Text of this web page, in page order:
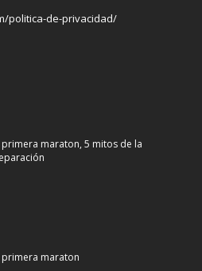
politica-de-privacidad/
primera maraton, 5 mitos de la
primera maraton